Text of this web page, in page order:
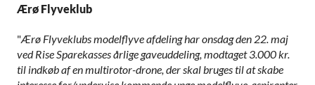
Ærø Flyveklub
"Ærø Flyveklubs modelflyve afdeling har onsdag den 22. maj
ved Rise Sparekasses årlige gaveuddeling, modtaget 3.000 kr.
til indkøb af en multirotor-drone, der skal bruges til at skabe